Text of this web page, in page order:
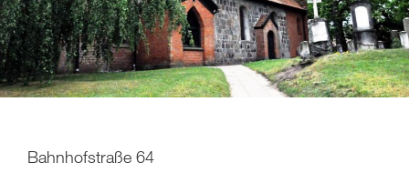
Bahnhofstraße 64